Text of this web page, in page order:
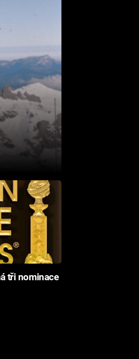
tři nominace